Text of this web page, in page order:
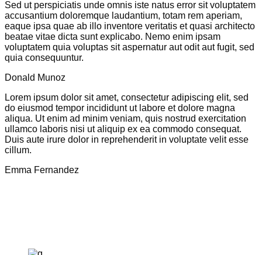
Sed ut perspiciatis unde omnis iste natus error sit voluptatem
accusantium doloremque laudantium, totam rem aperiam,
eaque ipsa quae ab illo inventore veritatis et quasi architecto
beatae vitae dicta sunt explicabo. Nemo enim ipsam
voluptatem quia voluptas sit aspernatur aut odit aut fugit, sed
quia consequuntur.
Donald Munoz
Lorem ipsum dolor sit amet, consectetur adipiscing elit, sed
do eiusmod tempor incididunt ut labore et dolore magna
aliqua. Ut enim ad minim veniam, quis nostrud exercitation
ullamco laboris nisi ut aliquip ex ea commodo consequat.
Duis aute irure dolor in reprehenderit in voluptate velit esse
cillum.
Emma Fernandez